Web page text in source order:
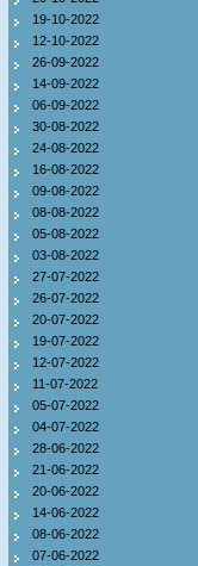
19-10-2022
12-10-2022
26-09-2022
14-09-2022
06-09-2022
30-08-2022
24-08-2022
16-08-2022
09-08-2022
08-08-2022
05-08-2022
03-08-2022
27-07-2022
26-07-2022
20-07-2022
19-07-2022
12-07-2022
11-07-2022
05-07-2022
04-07-2022
28-06-2022
21-06-2022
20-06-2022
14-06-2022
08-06-2022
07-06-2022